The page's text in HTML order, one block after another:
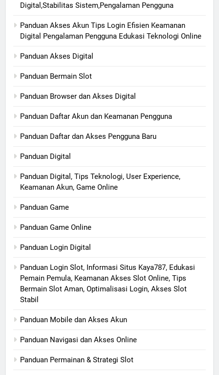
Digital,Stabilitas Sistem,Pengalaman Pengguna
Panduan Akses Akun Tips Login Efisien Keamanan
Digital Pengalaman Pengguna Edukasi Teknologi Online
Panduan Akses Digital
Panduan Bermain Slot
Panduan Browser dan Akses Digital
Panduan Daftar Akun dan Keamanan Pengguna
Panduan Daftar dan Akses Pengguna Baru
Panduan Digital
Panduan Digital, Tips Teknologi, User Experience,
Keamanan Akun, Game Online
Panduan Game
Panduan Game Online
Panduan Login Digital
Panduan Login Slot, Informasi Situs Kaya787, Edukasi
Pemain Pemula, Keamanan Akses Slot Online, Tips
Bermain Slot Aman, Optimalisasi Login, Akses Slot
Stabil
Panduan Mobile dan Akses Akun
Panduan Navigasi dan Akses Online
Panduan Permainan & Strategi Slot